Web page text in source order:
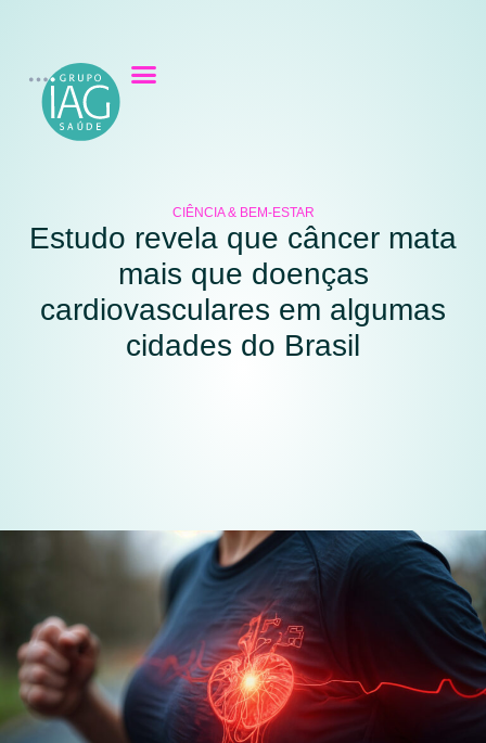
CIÊNCIA & BEM-ESTAR
Estudo revela que câncer mata
mais que doenças
cardiovasculares em algumas
cidades do Brasil